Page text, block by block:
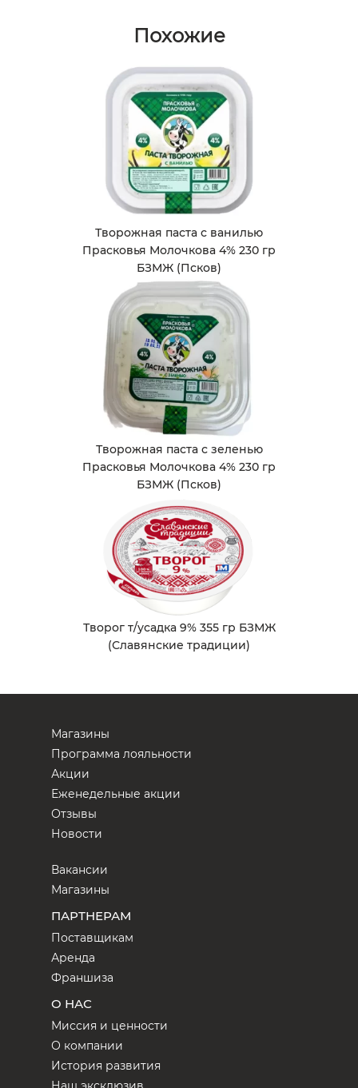
Похожие
Творожная паста с ванилью
Прасковья Молочкова 4% 230 гр
БЗМЖ (Псков)
Творожная паста с зеленью
Прасковья Молочкова 4% 230 гр
БЗМЖ (Псков)
Творог т/усадка 9% 355 гр БЗМЖ
(Славянские традиции)
Магазины
Программа лояльности
Акции
Еженедельные акции
Отзывы
Новости
Вакансии
Магазины
ПАРТНЕРАМ
Поставщикам
Аренда
Франшиза
О НАС
Миссия и ценности
О компании
История развития